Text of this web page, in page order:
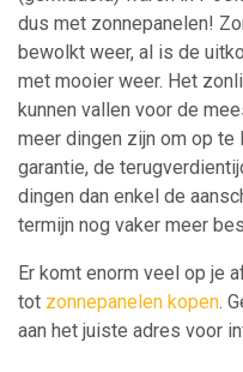
dus met zonnepanelen!
bewolkt weer, al is de
met mooier weer. Het
kunnen vallen voor de
meer dingen zijn om op te
garantie, de
dingen dan enkel de
termijn nog vaker meer
Er komt enorm veel op je
tot zonnepanelen kopen.
aan het juiste adres voor